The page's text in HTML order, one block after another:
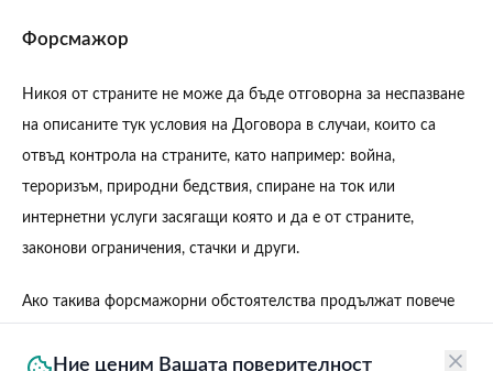
Форсмажор
Никоя от страните не може да бъде отговорна за неспазване
на описаните тук условия на Договора в случаи, които са
отвъд контрола на страните, като например: война,
тероризъм, природни бедствия, спиране на ток или
интернетни услуги засягащи която и да е от страните,
законови ограничения, стачки и други.
Ако такива форсмажорни обстоятелства продължат повече
едностранно прекратяване на Договора без правни или
Ние ценим Вашата поверителност